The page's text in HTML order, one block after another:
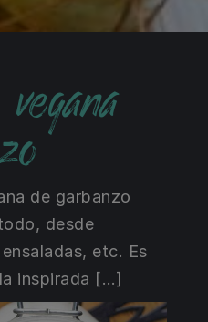
de garbanzo
desde
etc. Es
inspirada […]